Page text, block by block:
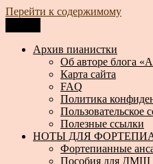
Перейти к содержимому
Архив пианистки
Всё для пианистов: ноты,
Архив пианистки
Об авторе блога
Карта сайта
FAQ
Политика
Пользовательское
Полезные ссылки
НОТЫ ДЛЯ
Фортепианные
Пособия для ДМШ